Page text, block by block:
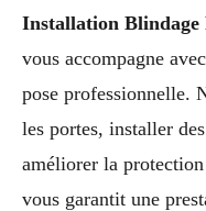
Installation Blindage
vous accompagne
pose professionnelle.
les portes, installer
améliorer la
vous garantit une